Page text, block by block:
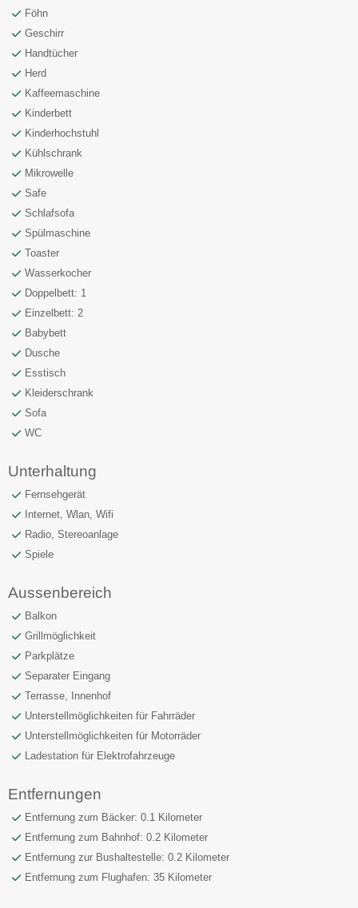
Föhn
Geschirr
Handtücher
Herd
Kaffeemaschine
Kinderbett
Kinderhochstuhl
Kühlschrank
Mikrowelle
Safe
Schlafsofa
Spülmaschine
Toaster
Wasserkocher
Doppelbett: 1
Einzelbett: 2
Babybett
Dusche
Esstisch
Kleiderschrank
Sofa
WC
Unterhaltung
Fernsehgerät
Internet, Wlan, Wifi
Radio, Stereoanlage
Spiele
Aussenbereich
Balkon
Grillmöglichkeit
Parkplätze
Separater Eingang
Terrasse, Innenhof
Unterstellmöglichkeiten für Fahrräder
Unterstellmöglichkeiten für Motorräder
Ladestation für Elektrofahrzeuge
Entfernungen
Entfernung zum Bäcker: 0.1 Kilometer
Entfernung zum Bahnhof: 0.2 Kilometer
Entfernung zur Bushaltestelle: 0.2 Kilometer
Entfernung zum Flughafen: 35 Kilometer